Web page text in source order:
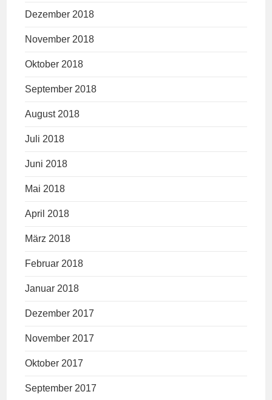
Dezember 2018
November 2018
Oktober 2018
September 2018
August 2018
Juli 2018
Juni 2018
Mai 2018
April 2018
März 2018
Februar 2018
Januar 2018
Dezember 2017
November 2017
Oktober 2017
September 2017